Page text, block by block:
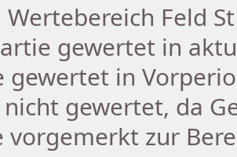
Wertebereich Feld
gewertet in
gewertet in
gewertet, da
vorgemerkt zur